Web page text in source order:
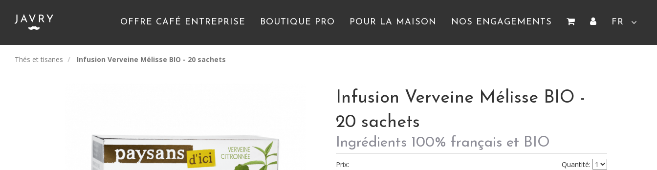
OFFRE CAFÉ ENTREPRISE BOUTIQUE PRO POUR LA MAISON NOS ENGAGEMENTS FR
Thés et tisanes Infusion Verveine Mélisse BIO - 20 sachets
Infusion Verveine Mélisse BIO -
20 sachets
Ingrédients 100% français et BIO
Prix: Quantité: